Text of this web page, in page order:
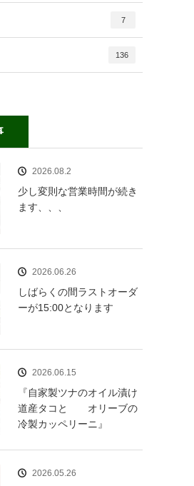
7
136
2026.08.2
少し変則な営業時間が続き
ます、、、
2026.06.26
しばらくの間ラストオーダ
ーが15:00となります
2026.06.15
『自家製ツナのオイル漬け
道産タコと オリーブの
冷製カッペリーニ』
2026.05.26